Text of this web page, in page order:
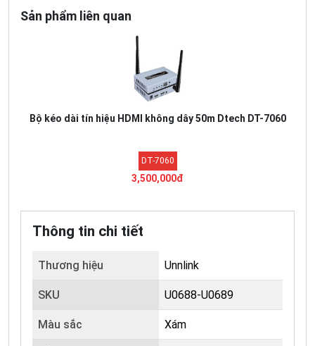
Sản phẩm liên quan
Bộ kéo dài tín hiệu HDMI không dây 50m Dtech DT-7060
DT-7060
3,500,000đ
Thông tin chi tiết
Thương hiệu Unnlink
SKU U0688-U0689
Màu sắc Xám